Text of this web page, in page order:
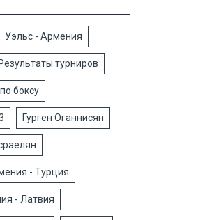
Уэльс - Армения
Результаты турниров
боксу
Гурген Оганнисян
- Турция
- Латвия